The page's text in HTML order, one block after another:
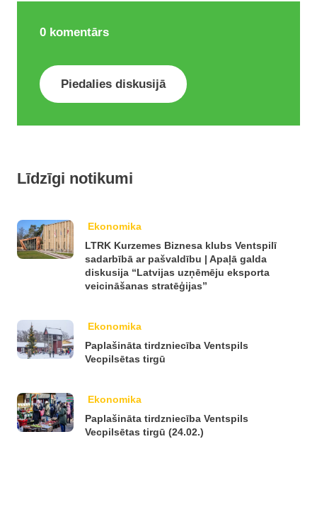
0 komentārs
Piedalies diskusijā
Līdzīgi notikumi
Ekonomika
LTRK Kurzemes Biznesa klubs Ventspilī
sadarbībā ar pašvaldību | Apaļā galda
diskusija “Latvijas uzņēmēju eksporta
veicināšanas stratēģijas”
Ekonomika
Paplašināta tirdzniecība Ventspils
Vecpilsētas tirgū
Ekonomika
Paplašināta tirdzniecība Ventspils
Vecpilsētas tirgū (24.02.)